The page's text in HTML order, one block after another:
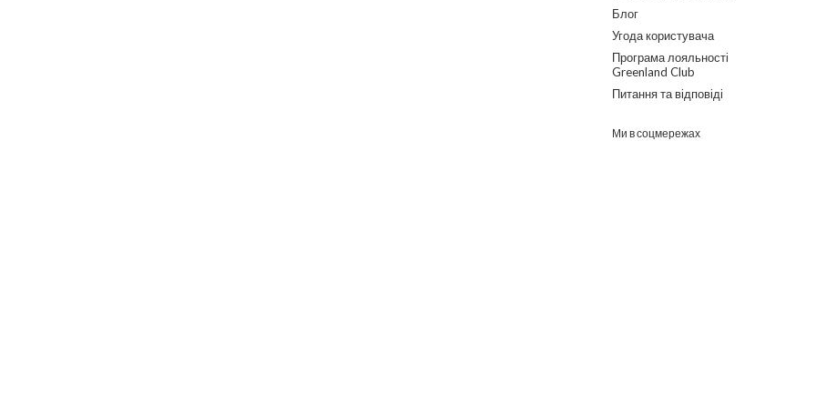
Блог
Угода користувача
Програма лояльності
Greenland Club
Питання та відповіді
Ми в соцмережах